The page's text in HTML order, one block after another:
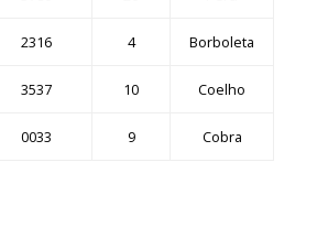
2316 4 Borboleta
3537 10 Coelho
0033 9 Cobra